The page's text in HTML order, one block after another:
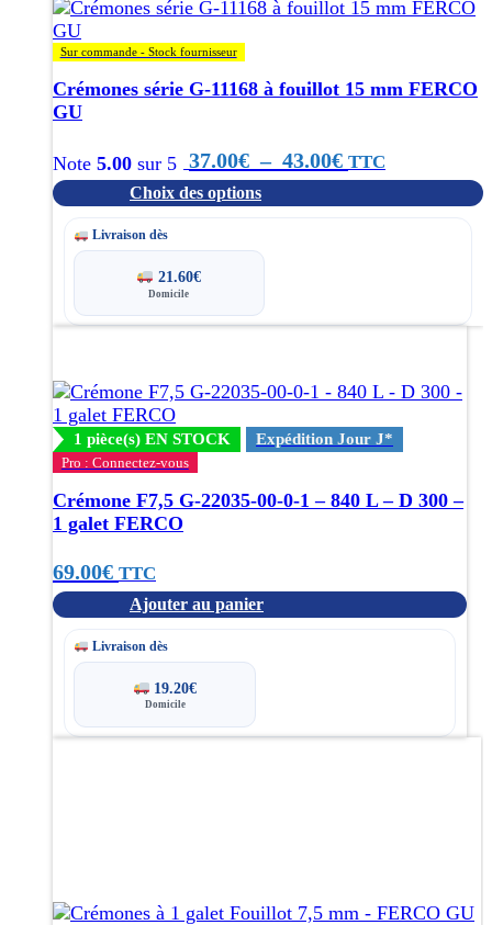
Sur commande - Stock fournisseur
Crémones série G-11168 à fouillot 15 mm FERCO
GU
Note 5.00 sur 5 37.00€ – 43.00€Plage
TTC
Choix des options
Les
options
peuvent
être
choisies
sur
page
du
Livraison dès
21.60€
Domicile
1 pièce(s) EN STOCK Expédition Jour J*
Pro : Connectez-vous
Crémone F7,5 G-22035-00-0-1 – 840 L – D 300 –
1 galet FERCO
69.00€ TTC
Ajouter au panier
Livraison dès
19.20€
Domicile
peuvent